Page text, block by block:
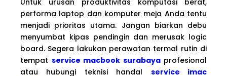
performa laptop dan komputer meja Anda tentu
menjadi prioritas utama. Jangan biarkan debu
menyumbat kipas pendingin dan merusak logic
board. Segera lakukan perawatan termal rutin di
tempat service macbook surabayaprofesional
atau hubungi teknisi handal service imac